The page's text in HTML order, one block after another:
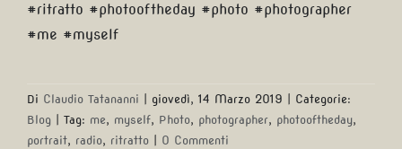
#ritratto #photooftheday #photo #photographer
#me #myself
Di Claudio Tatananni giovedì, 14 Marzo 2019
Categorie:
Blog
Tag: me, myself, Photo, photographer, photooftheday,
portrait, radio, ritratto
0 Commenti